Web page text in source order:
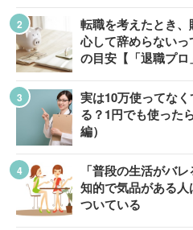
転職を考えたとき
心して辞めらない
の目安【「退職プロ
実は10万使ってな
る？1円でも使った
編）
「普段の生活がバ
知的で気品がある
ついている